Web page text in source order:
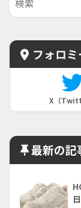
フォロミ
X（
最新の記